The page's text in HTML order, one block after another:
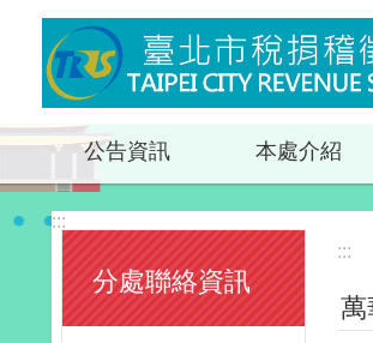
公告資訊 本處介紹
:::
分處聯絡資訊
:::
萬